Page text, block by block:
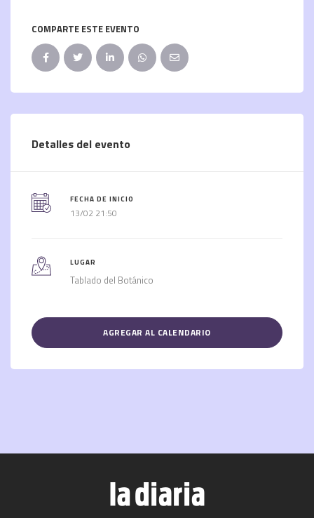
COMPARTE ESTE EVENTO
Detalles del evento
FECHA DE INICIO
13/02 21:50
LUGAR
Tablado del Botánico
AGREGAR AL CALENDARIO